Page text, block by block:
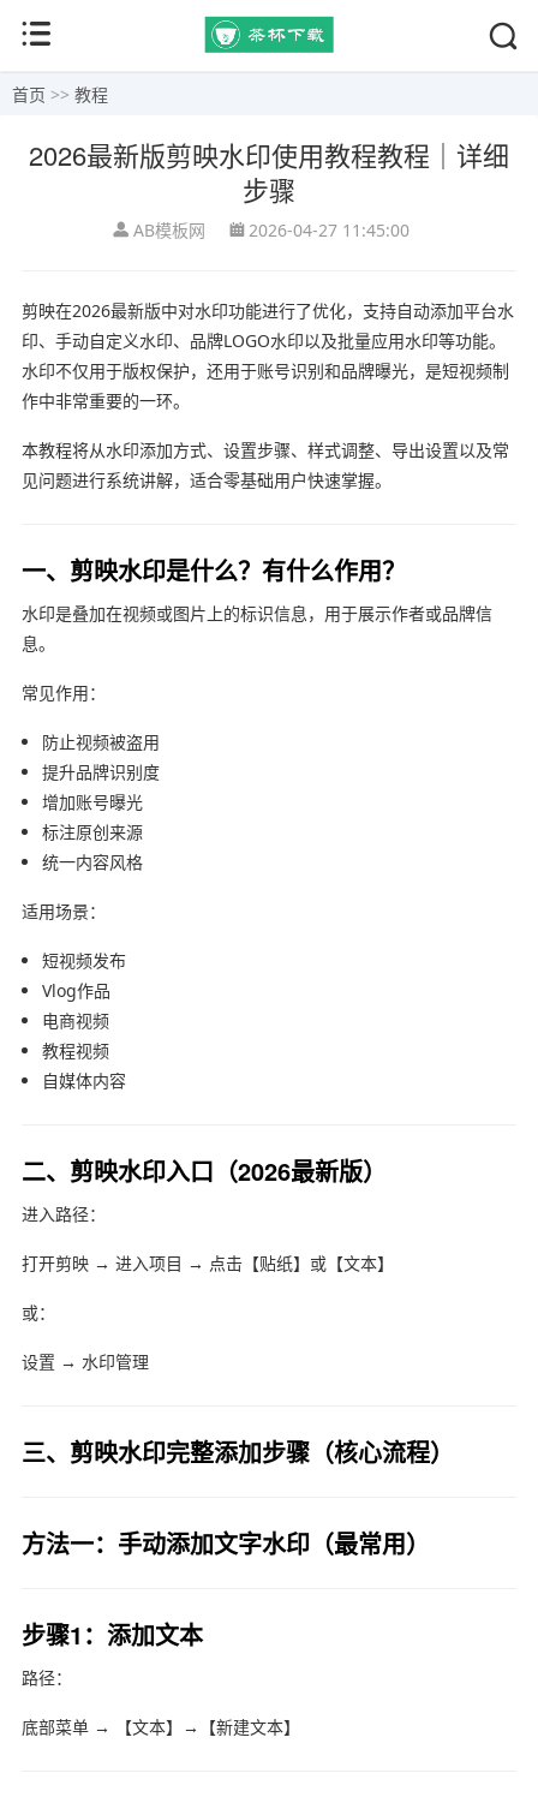
首页 >> 教程
2026最新版剪映水印使用教程教程｜详细
步骤
AB模板网 2026-04-27 11:45:00
剪映在2026最新版中对水印功能进行了优化，支持自动添加平台水
印、手动自定义水印、品牌LOGO水印以及批量应用水印等功能。
水印不仅用于版权保护，还用于账号识别和品牌曝光，是短视频制
作中非常重要的一环。
本教程将从水印添加方式、设置步骤、样式调整、导出设置以及常
见问题进行系统讲解，适合零基础用户快速掌握。
一、剪映水印是什么？有什么作用？
水印是叠加在视频或图片上的标识信息，用于展示作者或品牌信
息。
常见作用：
防止视频被盗用
提升品牌识别度
增加账号曝光
标注原创来源
统一内容风格
适用场景：
短视频发布
Vlog作品
电商视频
教程视频
自媒体内容
二、剪映水印入口（2026最新版）
进入路径：
打开剪映 → 进入项目 → 点击【贴纸】或【文本】
或：
设置 → 水印管理
三、剪映水印完整添加步骤（核心流程）
方法一：手动添加文字水印（最常用）
步骤1：添加文本
路径：
底部菜单 → 【文本】→【新建文本】